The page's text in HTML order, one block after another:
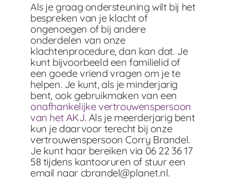
Als je graag ondersteuning wilt bij het
bespreken van je klacht of
ongenoegen of bij andere
onderdelen van onze
klachtenprocedure, dan kan dat. Je
kunt bijvoorbeeld een familielid of
een goede vriend vragen om je te
helpen. Je kunt, als je minderjarig
bent, ook gebruikmaken van een
onafhankelijke vertrouwenspersoon
van het AKJ. Als je meerderjarig bent
kun je daarvoor terecht bij onze
vertrouwenspersoon Corry Brandel.
Je kunt haar bereiken via 06 22 36 17
58 tijdens kantooruren of stuur een
email naar cbrandel@planet.nl.